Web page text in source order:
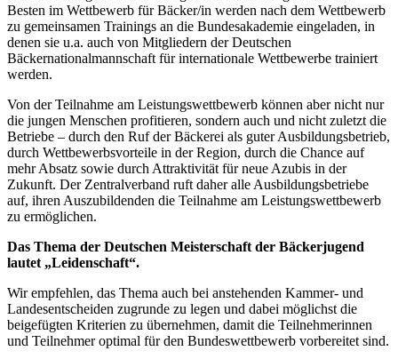
Besten im Wettbewerb für Bäcker/in werden nach dem Wettbewerb
zu gemeinsamen Trainings an die Bundesakademie eingeladen, in
denen sie u.a. auch von Mitgliedern der Deutschen
Bäckernationalmannschaft für internationale Wettbewerbe trainiert
werden.
Von der Teilnahme am Leistungswettbewerb können aber nicht nur
die jungen Menschen profitieren, sondern auch und nicht zuletzt die
Betriebe – durch den Ruf der Bäckerei als guter Ausbildungsbetrieb,
durch Wettbewerbsvorteile in der Region, durch die Chance auf
mehr Absatz sowie durch Attraktivität für neue Azubis in der
Zukunft. Der Zentralverband ruft daher alle Ausbildungsbetriebe
auf, ihren Auszubildenden die Teilnahme am Leistungswettbewerb
zu ermöglichen.
Das Thema der Deutschen Meisterschaft der Bäckerjugend
lautet „Leidenschaft“.
Wir empfehlen, das Thema auch bei anstehenden Kammer- und
Landesentscheiden zugrunde zu legen und dabei möglichst die
beigefügten Kriterien zu übernehmen, damit die Teilnehmerinnen
und Teilnehmer optimal für den Bundeswettbewerb vorbereitet sind.